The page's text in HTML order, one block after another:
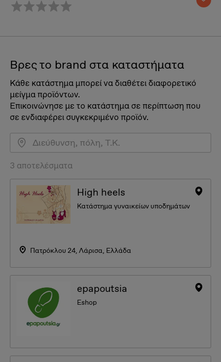
Βρες το brand στα καταστήματα
Κάθε κατάστημα μπορεί να διαθέτει διαφορετικό
μείγμα προϊόντων.
Επικοινώνησε με το κατάστημα σε περίπτωση που
σε ενδιαφέρει συγκεκριμένο προϊόν.
3 αποτελέσματα
High heels
Κατάστημα γυναικείων υποδημάτων
Πατρόκλου 24, Λάρισα, Ελλάδα
epapoutsia
Eshop